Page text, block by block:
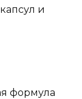
и
формула